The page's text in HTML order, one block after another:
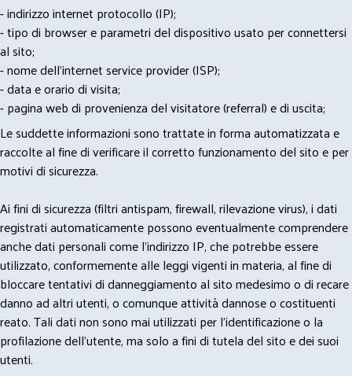
- indirizzo internet protocollo (IP);
- tipo di browser e parametri del dispositivo usato per connettersi
al sito;
- nome dell'internet service provider (ISP);
- data e orario di visita;
- pagina web di provenienza del visitatore (referral) e di uscita;
Le suddette informazioni sono trattate in forma automatizzata e
raccolte al fine di verificare il corretto funzionamento del sito e per
motivi di sicurezza.
Ai fini di sicurezza (filtri antispam, firewall, rilevazione virus), i dati
registrati automaticamente possono eventualmente comprendere
anche dati personali come l'indirizzo IP, che potrebbe essere
utilizzato, conformemente alle leggi vigenti in materia, al fine di
bloccare tentativi di danneggiamento al sito medesimo o di recare
danno ad altri utenti, o comunque attività dannose o costituenti
reato. Tali dati non sono mai utilizzati per l'identificazione o la
profilazione dell'utente, ma solo a fini di tutela del sito e dei suoi
utenti.